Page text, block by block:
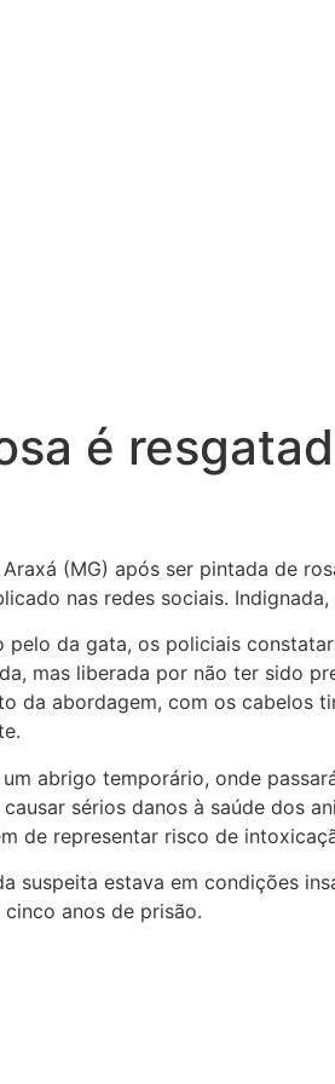
é
(MG) após ser pintada de
nas redes sociais.
da gata, os policiais
mas liberada por não ter sido
da abordagem, com os cabelos
abrigo temporário, onde
sérios danos à saúde dos
de representar risco de
suspeita estava em condições
anos de prisão.